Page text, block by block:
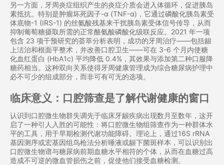
另一方面，牙周炎症组织产生的炎症介质会进入体循环，促进胰岛
素抵抗。特别是肿瘤坏死因子-α (TNF-α)，它通过磷酸化胰岛素受
体底物-1 (IRS-1) 的丝氨酸残基来干扰胰岛素受体信号传导，从而
抑制葡萄糖摄取所需的正常酪氨酸磷酸化级联反应。2021 年一项
包含 23 项干预研究的荟萃分析表明，成功的牙周治疗——包括龈
上洁治和根面平整术，并改善口腔卫生——可在 3-6 个月内使糖
化血红蛋白 (HbA1c) 平均降低 0.4%，其效果与添加第二种口服降
糖药相当。这种双向关系使得牙周健康管理成为综合糖尿病护理中
必不可少的组成部分，而非可有可无的选项。
临床意义：口腔筛查是了解代谢健康的窗口
认识到口腔微生物群失调先于临床牙龈疾病出现数月至数年，这开
启了一种引人入胜的可能性：将口腔微生物组筛查作为一种群体水
平的工具，用于早期检测代谢功能障碍。理论上，通过16S rRNA
基因测序或宏基因组鸟枪法分析唾液或龈下菌斑样本，可以识别出
口腔微生物谱与糖尿病前期血糖水平相符的个体，从而在血糖过高
造成不可逆的微血管损伤之前，促使他们接受血糖检测。